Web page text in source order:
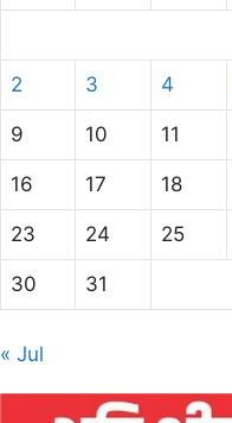
2 3 4
9 10 11
16 17 18
23 24 25
30 31
« Jul